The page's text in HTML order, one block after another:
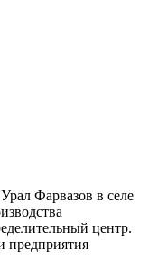
Фарвазов в селе
центр.
предприятия